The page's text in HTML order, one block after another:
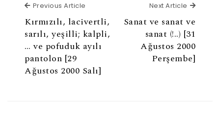
Previous Article
Kırmızılı, lacivertli,
sarılı, yeşilli; kalpli,
… ve pofuduk ayılı
pantolon [29
Ağustos 2000 Salı]
Next Article Next
Sanat ve sanat ve
sanat (!..) [31
Ağustos 2000
Perşembe]